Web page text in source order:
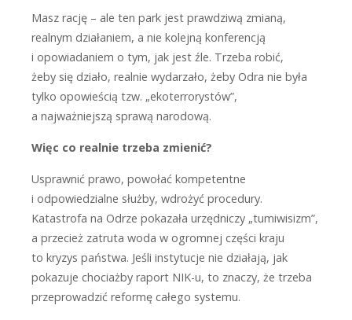
Masz rację – ale ten park jest prawdziwą zmianą,
realnym działaniem, a nie kolejną konferencją
i opowiadaniem o tym, jak jest źle. Trzeba robić,
żeby się działo, realnie wydarzało, żeby Odra nie była
tylko opowieścią tzw. „ekoterrorystów”,
a najważniejszą sprawą narodową.
Więc co realnie trzeba zmienić?
Usprawnić prawo, powołać kompetentne
i odpowiedzialne służby, wdrożyć procedury.
Katastrofa na Odrze pokazała urzędniczy „tumiwisizm”,
a przecież zatruta woda w ogromnej części kraju
to kryzys państwa. Jeśli instytucje nie działają, jak
pokazuje chociażby raport NIK-u, to znaczy, że trzeba
przeprowadzić reformę całego systemu.